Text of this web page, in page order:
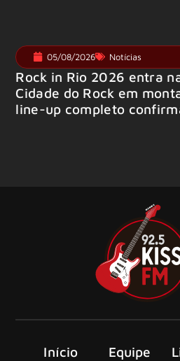
05/08/2026 Notícias
Rock in Rio 2026 entra
Cidade do Rock em
line-up completo
Início Equipe